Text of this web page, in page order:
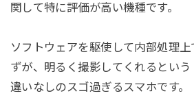
関して特に評価が高い機種です。
ソフトウェアを駆使して内部処理
ずが、明るく撮影してくれるとい
違いなしのスゴ過ぎるスマホです。